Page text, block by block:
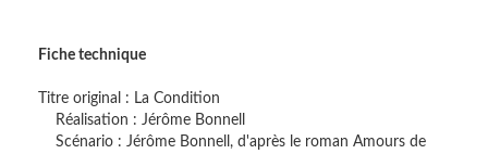
Fiche technique
Titre original : La Condition
Réalisation : Jérôme Bonnell
Scénario : Jérôme Bonnell, d'après le roman Amours de